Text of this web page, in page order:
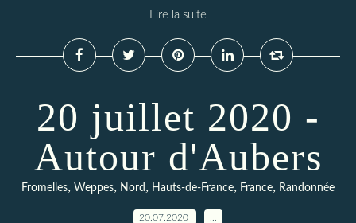
Lire la suite
20 juillet 2020 -
Autour d'Aubers
Fromelles, Weppes, Nord , Hauts-de-France, France, Randonnée
20.07.2020